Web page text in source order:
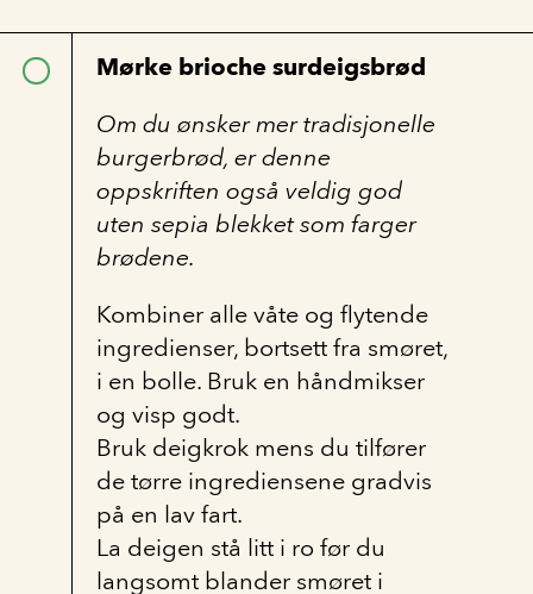
Mørke brioche surdeigsbrød
Om du ønsker mer tradisjonelle
burgerbrød, er denne
oppskriften også veldig god
uten sepia blekket som farger
brødene.
Kombiner alle våte og flytende
ingredienser, bortsett fra smøret,
i en bolle. Bruk en håndmikser
og visp godt.
Bruk deigkrok mens du tilfører
de tørre ingrediensene gradvis
på en lav fart.
La deigen stå litt i ro før du
langsomt blander smøret i